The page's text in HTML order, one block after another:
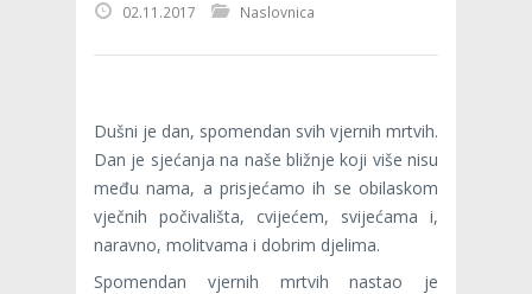
02.11.2017 Naslovnica
Dušni je dan, spomendan svih vjernih mrtvih.
Dan je sjećanja na naše bližnje koji više nisu
među nama, a prisjećamo ih se obilaskom
vječnih počivališta, cvijećem, svijećama i,
naravno, molitvama i dobrim djelima.
Spomendan vjernih mrtvih nastao je